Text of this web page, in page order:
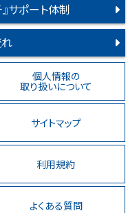
サポート体制
個人情報の
取り扱いについて
サイトマップ
利用規約
よくある質問